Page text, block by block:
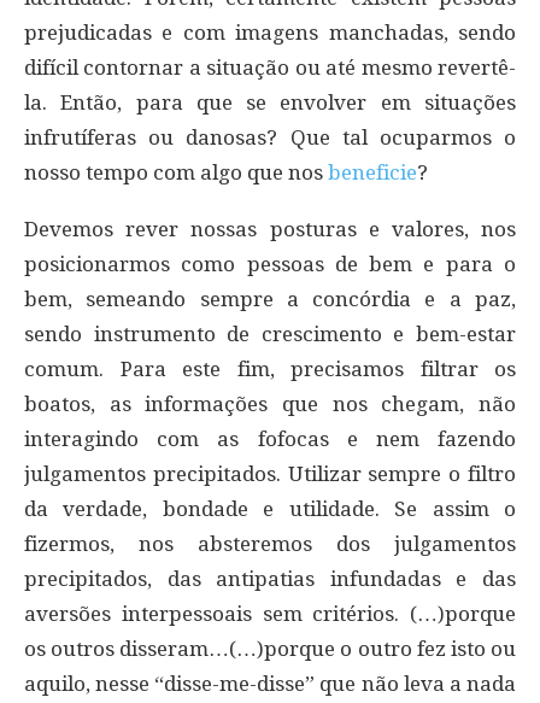
prejudicadas e com imagens manchadas, sendo
difícil contornar a situação ou até mesmo revertê-
la. Então, para que se envolver em situações
infrutíferas ou danosas? Que tal ocuparmos o
nosso tempo com algo que nos beneficie?
Devemos rever nossas posturas e valores, nos
posicionarmos como pessoas de bem e para o
bem, semeando sempre a concórdia e a paz,
sendo instrumento de crescimento e bem-estar
comum. Para este fim, precisamos filtrar os
boatos, as informações que nos chegam, não
interagindo com as fofocas e nem fazendo
julgamentos precipitados. Utilizar sempre o filtro
da verdade, bondade e utilidade. Se assim o
fizermos, nos absteremos dos julgamentos
precipitados, das antipatias infundadas e das
aversões interpessoais sem critérios. (…)porque
os outros disseram…(…)porque o outro fez isto ou
aquilo, nesse “disse-me-disse” que não leva a nada